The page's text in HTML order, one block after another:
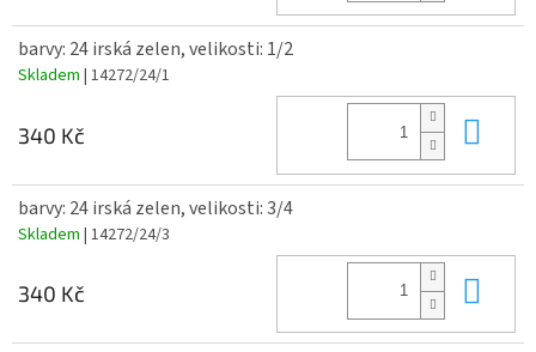
barvy: 24 irská zelen, velikosti: 1/2
Skladem | 14272/24/1
340 Kč
barvy: 24 irská zelen, velikosti: 3/4
Skladem | 14272/24/3
340 Kč